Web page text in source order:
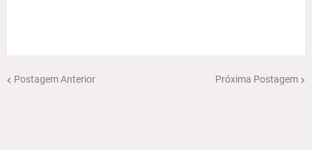
Postagem Anterior Próxima Postagem